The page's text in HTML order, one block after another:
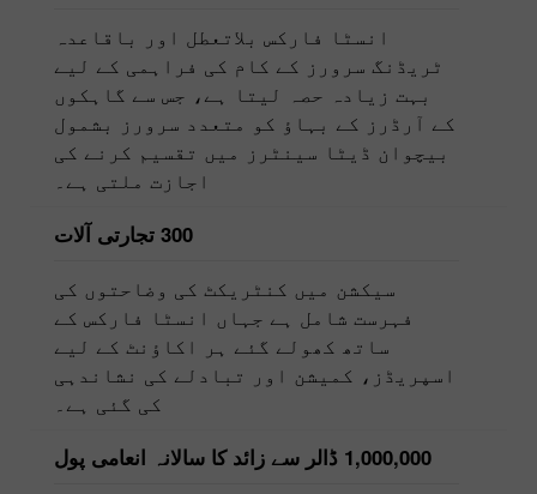
انسٹا فارکس بلاتعطل اور باقاعدہ
ٹریڈنگ سرورز کے کام کی فراہمی کے لیے
بہت زیادہ حصہ لیتا ہے، جس سے گاہکوں
کے آرڈرز کے بہاؤ کو متعدد سرورز بشمول
بیچوان ڈیٹا سینٹرز میں تقسیم کرنے کی
اجازت ملتی ہے۔
300 تجارتی آلات
سیکشن میں کنٹریکٹ کی وضاحتوں کی
فہرست شامل ہے جہاں انسٹا فارکس کے
ساتھ کھولے گئے ہر اکاؤنٹ کے لیے
اسپریڈز، کمیشن اور تبادلے کی نشاندہی
کی گئی ہے۔
1,000,000 ڈالر سے زائد کا سالانہ انعامی پول